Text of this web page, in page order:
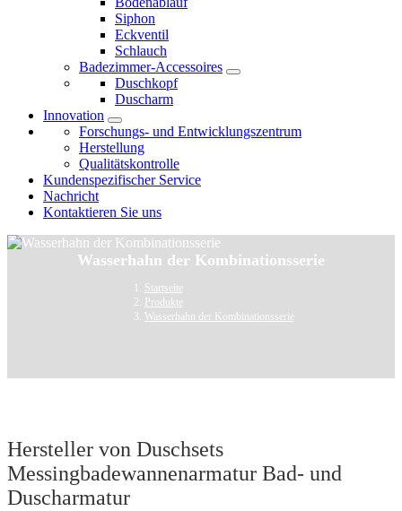
Siphon
Eckventil
Schlauch
Badezimmer-Accessoires
Duschkopf
Duscharm
Innovation
Forschungs- und Entwicklungszentrum
Herstellung
Qualitätskontrolle
Kundenspezifischer Service
Nachricht
Kontaktieren Sie uns
Wasserhahn der Kombinationsserie
Startseite
Produkte
Wasserhahn der Kombinationsserie
Hersteller von Duschsets
Messingbadewannenarmatur Bad- und
Duscharmatur